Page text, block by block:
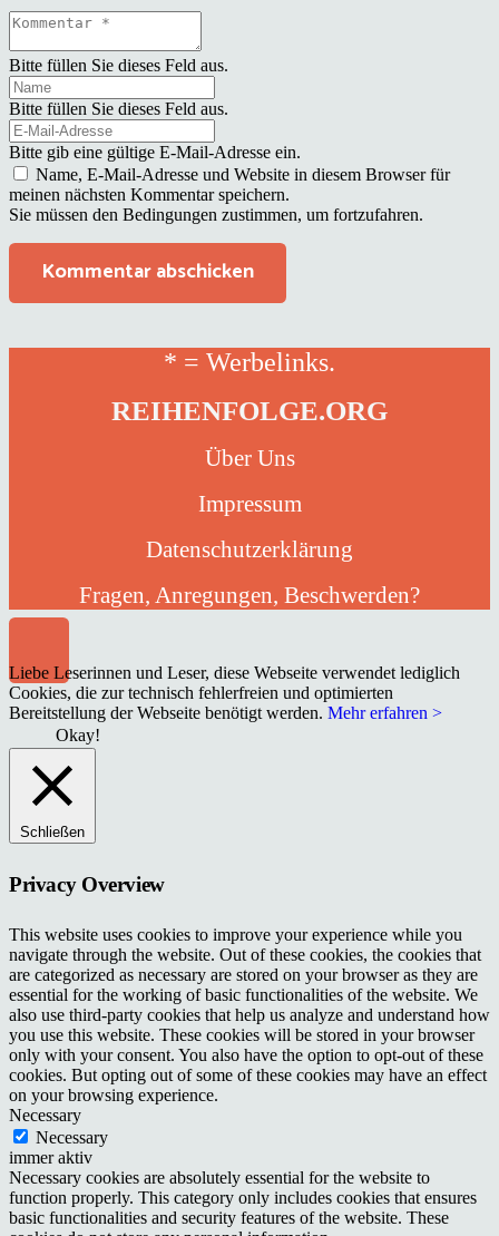
Bitte füllen Sie dieses Feld aus.
Bitte füllen Sie dieses Feld aus.
Bitte gib eine gültige E-Mail-Adresse ein.
Name, E-Mail-Adresse und Website in diesem Browser für
meinen nächsten Kommentar speichern.
Sie müssen den Bedingungen zustimmen, um fortzufahren.
Kommentar abschicken
* = Werbelinks.
REIHENFOLGE.ORG
Über Uns
Impressum
Datenschutzerklärung
Fragen, Anregungen, Beschwerden?
Liebe Leserinnen und Leser, diese Webseite verwendet lediglich
Cookies, die zur technisch fehlerfreien und optimierten
Bereitstellung der Webseite benötigt werden. Mehr erfahren >
Okay!
Schließen
Privacy Overview
This website uses cookies to improve your experience while you
navigate through the website. Out of these cookies, the cookies that
are categorized as necessary are stored on your browser as they are
essential for the working of basic functionalities of the website. We
also use third-party cookies that help us analyze and understand how
you use this website. These cookies will be stored in your browser
only with your consent. You also have the option to opt-out of these
cookies. But opting out of some of these cookies may have an effect
on your browsing experience.
Necessary
Necessary
immer aktiv
Necessary cookies are absolutely essential for the website to
function properly. This category only includes cookies that ensures
basic functionalities and security features of the website. These